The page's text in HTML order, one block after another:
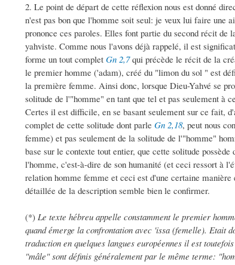
2. Le point de départ de cette réflexion nous est donné
n'est pas bon que l'homme soit seul: je veux lui faire une
prononce ces paroles. Elles font partie du second récit
yahviste. Comme nous l'avons déjà rappelé, il est
forme un tout complet Gn 2,7qui précède le récit de la
le premier homme ('adam), créé du "limon du sol " est
la première femme. Ainsi donc, lorsque Dieu-Yahvé se
solitude de l'"homme" en tant que tel et pas seulement à
Certes il est difficile, en se basant seulement sur ce fait,
complet de cette solitude dont parle Gn 2,18, peut nous
femme) et pas seulement de la solitude de l'"homme"
base sur le contexte tout entier, que cette solitude
l'homme, c'est-à-dire de son humanité (et ceci ressort à
relation homme femme et ceci est d'une certaine
détaillée de la description semble bien le confirmer.
(*) Le texte hébreu appelle constamment le premier
quand émerge la confrontation avec 'issa (femelle). Etait
traduction en quelques langues européennes il est
"mâle" sont définis généralement par le même terme: